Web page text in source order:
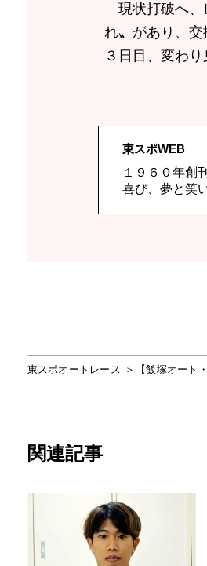
現状打破へ、
れ〟があり、
３日目、変わり
東スポWEB
１９６０年創
喜び、夢と笑
東スポオートレース 【飯塚オート
関連記事